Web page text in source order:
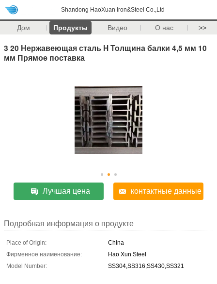
Shandong HaoXuan Iron&Steel Co.,Ltd
Дом Продукты Видео О нас >>
3 20 Нержавеющая сталь H Толщина балки 4,5 мм 10
мм Прямое поставка
Лучшая цена контактные данные
Подробная информация о продукте
Place of Origin:
China
Фирменное наименование:
Hao Xun Steel
Model Number:
SS304,SS316,SS430,SS321